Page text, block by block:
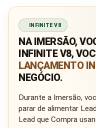
INFINITE V8
NA IMERSÃO,
INFINITE V8,
LANÇAMENTO
NEGÓCIO.
Durante a Imersão,
parar de alimentar
Lead que Compra